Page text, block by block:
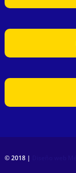
© 2018 |